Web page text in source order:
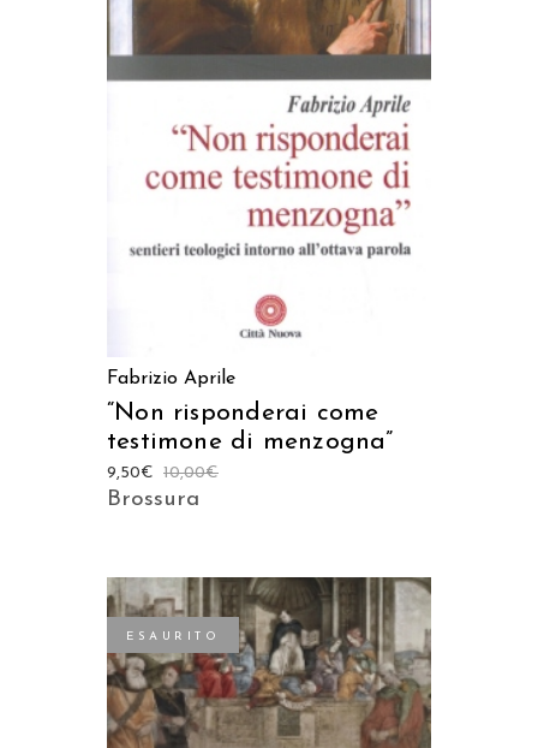
LEGGI TUTTO
Fabrizio Aprile
“Non risponderai come
testimone di menzogna”
10,00€
9,50€
Brossura
ESAURITO